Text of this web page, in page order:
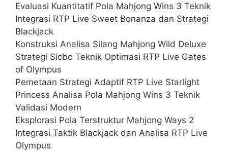
Evaluasi Kuantitatif Pola Mahjong Wins 3 Teknik
Integrasi RTP Live Sweet Bonanza dan Strategi
Blackjack
Konstruksi Analisa Silang Mahjong Wild Deluxe
Strategi Sicbo Teknik Optimasi RTP Live Gates
of Olympus
Pemetaan Strategi Adaptif RTP Live Starlight
Princess Analisa Pola Mahjong Wins 3 Teknik
Validasi Modern
Eksplorasi Pola Terstruktur Mahjong Ways 2
Integrasi Taktik Blackjack dan Analisa RTP Live
Olympus